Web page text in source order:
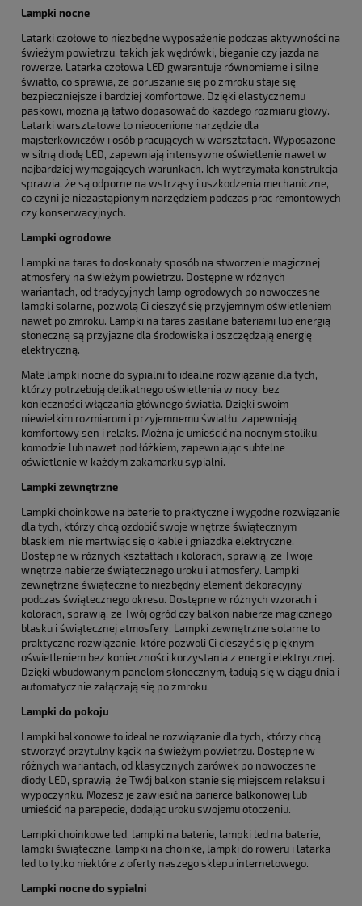
Lampki nocne
Latarki czołowe to niezbędne wyposażenie podczas aktywności na
świeżym powietrzu, takich jak wędrówki, bieganie czy jazda na
rowerze. Latarka czołowa LED gwarantuje równomierne i silne
światło, co sprawia, że poruszanie się po zmroku staje się
bezpieczniejsze i bardziej komfortowe. Dzięki elastycznemu
paskowi, można ją łatwo dopasować do każdego rozmiaru głowy.
Latarki warsztatowe to nieocenione narzędzie dla
majsterkowiczów i osób pracujących w warsztatach. Wyposażone
w silną diodę LED, zapewniają intensywne oświetlenie nawet w
najbardziej wymagających warunkach. Ich wytrzymała konstrukcja
sprawia, że są odporne na wstrząsy i uszkodzenia mechaniczne,
co czyni je niezastąpionym narzędziem podczas prac remontowych
czy konserwacyjnych.
Lampki ogrodowe
Lampki na taras to doskonały sposób na stworzenie magicznej
atmosfery na świeżym powietrzu. Dostępne w różnych
wariantach, od tradycyjnych lamp ogrodowych po nowoczesne
lampki solarne, pozwolą Ci cieszyć się przyjemnym oświetleniem
nawet po zmroku. Lampki na taras zasilane bateriami lub energią
słoneczną są przyjazne dla środowiska i oszczędzają energię
elektryczną.
Małe lampki nocne do sypialni to idealne rozwiązanie dla tych,
którzy potrzebują delikatnego oświetlenia w nocy, bez
konieczności włączania głównego światła. Dzięki swoim
niewielkim rozmiarom i przyjemnemu światłu, zapewniają
komfortowy sen i relaks. Można je umieścić na nocnym stoliku,
komodzie lub nawet pod łóżkiem, zapewniając subtelne
oświetlenie w każdym zakamarku sypialni.
Lampki zewnętrzne
Lampki choinkowe na baterie to praktyczne i wygodne rozwiązanie
dla tych, którzy chcą ozdobić swoje wnętrze świątecznym
blaskiem, nie martwiąc się o kable i gniazdka elektryczne.
Dostępne w różnych kształtach i kolorach, sprawią, że Twoje
wnętrze nabierze świątecznego uroku i atmosfery. Lampki
zewnętrzne świąteczne to niezbędny element dekoracyjny
podczas świątecznego okresu. Dostępne w różnych wzorach i
kolorach, sprawią, że Twój ogród czy balkon nabierze magicznego
blasku i świątecznej atmosfery. Lampki zewnętrzne solarne to
praktyczne rozwiązanie, które pozwoli Ci cieszyć się pięknym
oświetleniem bez konieczności korzystania z energii elektrycznej.
Dzięki wbudowanym panelom słonecznym, ładują się w ciągu dnia i
automatycznie załączają się po zmroku.
Lampki do pokoju
Lampki balkonowe to idealne rozwiązanie dla tych, którzy chcą
stworzyć przytulny kącik na świeżym powietrzu. Dostępne w
różnych wariantach, od klasycznych żarówek po nowoczesne
diody LED, sprawią, że Twój balkon stanie się miejscem relaksu i
wypoczynku. Możesz je zawiesić na barierce balkonowej lub
umieścić na parapecie, dodając uroku swojemu otoczeniu.
Lampki choinkowe led, lampki na baterie, lampki led na baterie,
lampki świąteczne, lampki na choinke, lampki do roweru i latarka
led to tylko niektóre z oferty naszego sklepu internetowego.
Lampki nocne do sypialni